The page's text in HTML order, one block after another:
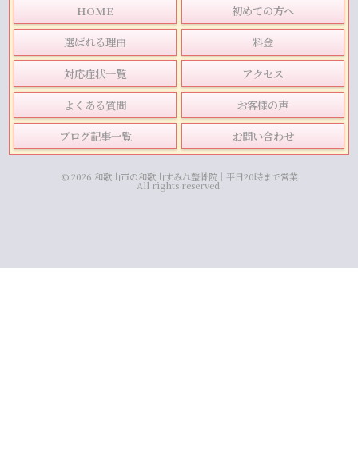
HOME 初めての方へ
選ばれる理由 料金
対応症状一覧 アクセス
よくある質問 お客様の声
ブログ記事一覧 お問い合わせ
© 2026 和歌山市の和歌山すみれ整骨院｜平日20時まで営業
All rights reserved.